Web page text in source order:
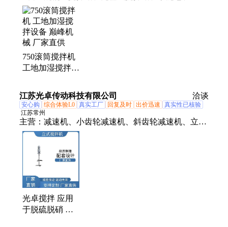
滚筒搅拌机、免烧砖机、移动搅拌站
750滚筒搅拌机
工地加湿搅拌设
家直供
江苏光卓传动科技有限公司 洽谈
安心购 综合体验L0 真实工厂 回复及时 出价迅速
真实性已核验
江苏常州
主营： 减速机、小齿轮减速机、斜齿轮减速机、立式
搅拌机、FF双曲面搅拌机、加药搅拌机、污水搅拌
机、侧入式搅拌机、RF搅拌机、高速分散搅拌机、行
星减速机、摆线减速机、齿轮减速机、RKFS齿轮减
轮减速机、S系列齿轮减速机、R系列齿轮减速机、
RV蜗轮蜗杆减速机、无重力混合机用减速机
光卓搅拌 应用
于脱硫脱硝 污